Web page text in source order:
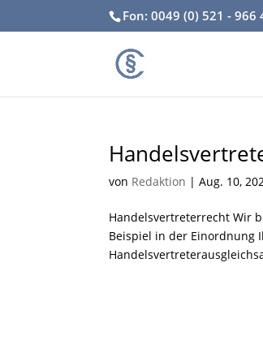
Fon: 0049 (0) 521 - 966
von Redaktion |Aug. 10,
Handelsvertreterrecht Wir
Beispiel in der Einordnung